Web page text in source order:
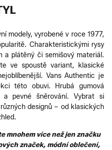
modely, vyrobené v roce 1977,
Charakteristickými rysy
a plátěný či semišový materiál.
ve spoustě variant, klasické
Vans Authentic je
této obuvi. Hrubá gumová
pevné šněrování. Vybrat si
designů – od klasických
mnohem více než jen značku
značek, módní oblečení,